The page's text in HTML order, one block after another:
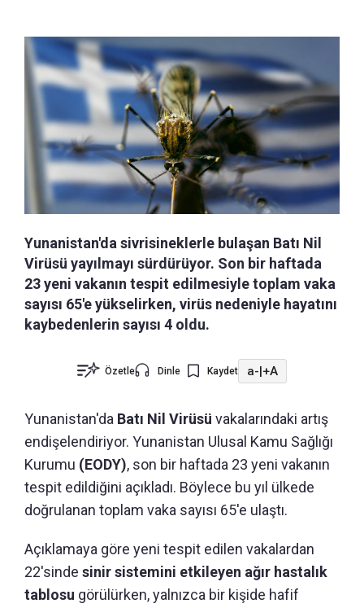
Yunanistan'da sivrisineklerle bulaşan Batı Nil
Virüsü yayılmayı sürdürüyor. Son bir haftada
23 yeni vakanın tespit edilmesiyle toplam vaka
sayısı 65'e yükselirken, virüs nedeniyle hayatını
kaybedenlerin sayısı 4 oldu.
Özetle Dinle Kaydet a-|+A
Yunanistan'da Batı Nil Virüsü vakalarındaki artış
endişelendiriyor. Yunanistan Ulusal Kamu Sağlığı
Kurumu (EODY), son bir haftada 23 yeni vakanın
tespit edildiğini açıkladı. Böylece bu yıl ülkede
doğrulanan toplam vaka sayısı 65'e ulaştı.
Açıklamaya göre yeni tespit edilen vakalardan
22'sinde sinir sistemini etkileyen ağır hastalık
tablosu görülürken, yalnızca bir kişide hafif